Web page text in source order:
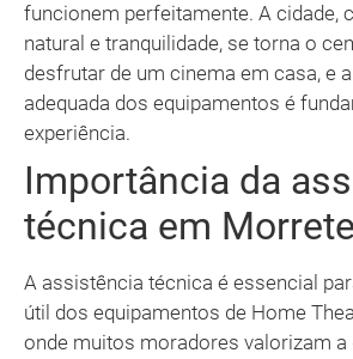
funcionem perfeitamente. A cidade,
natural e tranquilidade, se torna o
desfrutar de um cinema em casa, e
adequada dos equipamentos é
experiência.
Importância da
técnica em
A assistência técnica é essencial
útil dos equipamentos de Home
onde muitos moradores valorizam a